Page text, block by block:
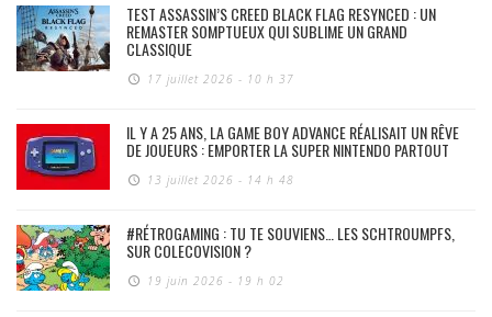
TEST ASSASSIN’S CREED BLACK FLAG RESYNCED : UN
REMASTER SOMPTUEUX QUI SUBLIME UN GRAND
CLASSIQUE
17 juillet 2026 - 10 h 37
IL Y A 25 ANS, LA GAME BOY ADVANCE RÉALISAIT UN RÊVE
DE JOUEURS : EMPORTER LA SUPER NINTENDO PARTOUT
13 juillet 2026 - 14 h 48
#RÉTROGAMING : TU TE SOUVIENS… LES SCHTROUMPFS,
SUR COLECOVISION ?
19 juin 2026 - 19 h 02